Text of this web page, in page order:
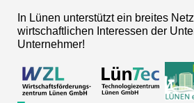
In Lünen unterstützt ein breites
wirtschaftlichen Interessen der
Unternehmer!